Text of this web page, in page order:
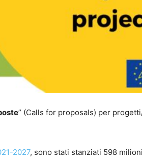
” (Calls for proposals) per
2027, sono stati stanziati 598